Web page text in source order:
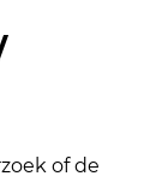
of de